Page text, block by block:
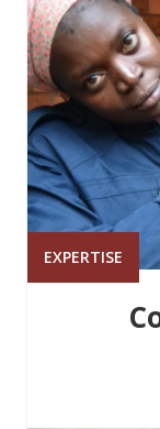
EXPERTISE